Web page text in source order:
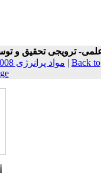
مواد پرانرژی 2008, 3(2): 9-20 | Back to